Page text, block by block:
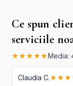
Ce spun
serviciile
★★★★★Media:
Claudia C.